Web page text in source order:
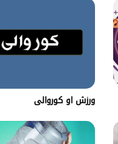
ورزش او کوروالی